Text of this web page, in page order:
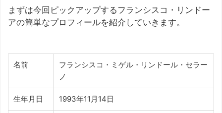
まずは今回ピックアップするフランシスコ・リンドー
アの簡単なプロフィールを紹介していきます。
名前
フランシスコ・ミゲル・リンドール・セラー
ノ
生年月日 1993年11月14日